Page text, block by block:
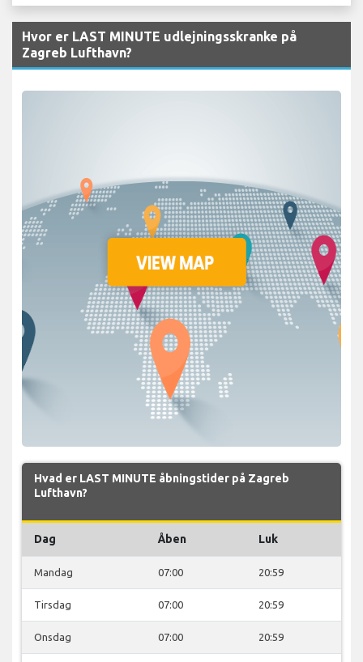
Hvor er LAST MINUTE udlejningsskranke på
Zagreb Lufthavn?
Hvad er LAST MINUTE åbningstider på Zagreb
Lufthavn?
Dag Åben Luk
Mandag 07:00 20:59
Tirsdag 07:00 20:59
Onsdag 07:00 20:59